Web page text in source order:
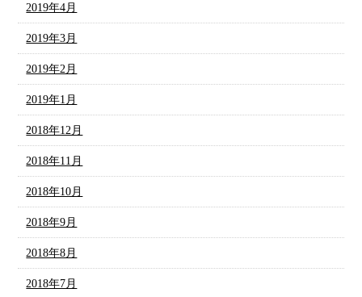
2019年4月
2019年3月
2019年2月
2019年1月
2018年12月
2018年11月
2018年10月
2018年9月
2018年8月
2018年7月